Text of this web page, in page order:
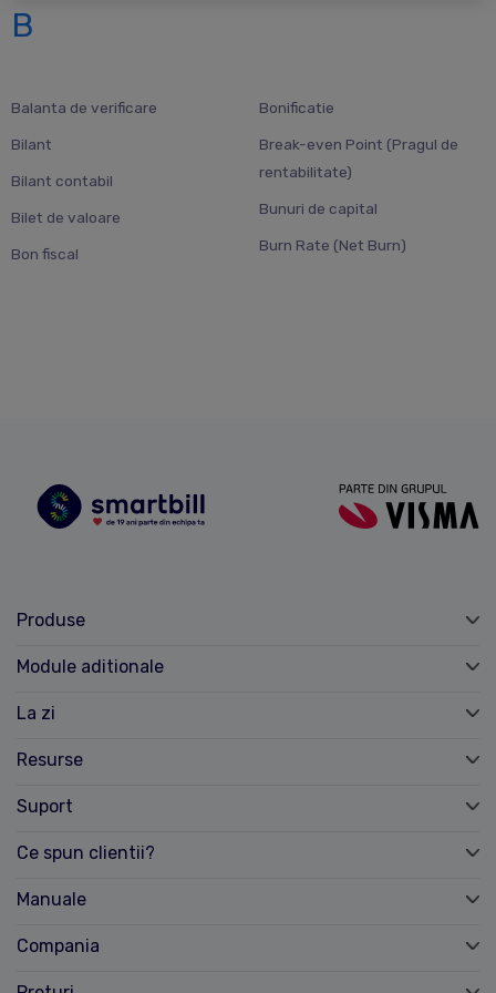
B
Balanta de verificare
Bilant
Bilant contabil
Bilet de valoare
Bon fiscal
Bonificatie
Break-even Point (Pragul de
rentabilitate)
Bunuri de capital
Burn Rate (Net Burn)
Produse
Module aditionale
La zi
Resurse
Suport
Ce spun clientii?
Manuale
Compania